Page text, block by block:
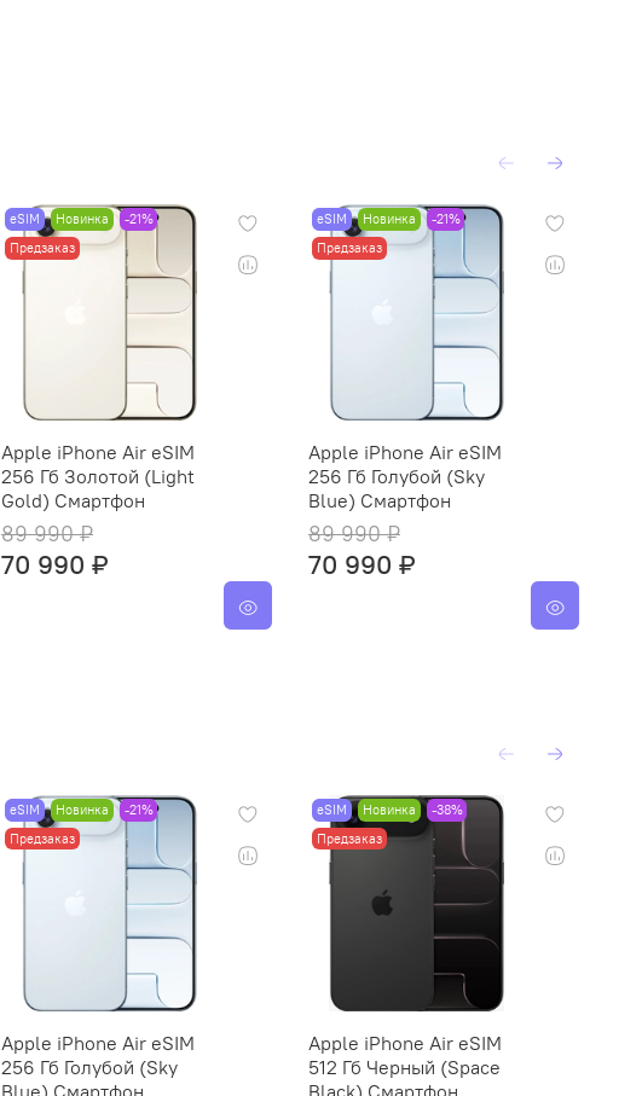
eSIM Новинка
-21%
Предзаказ
Apple iPhone Air eSIM
256 Гб Золотой (Light
Gold) Смартфон
89 990 ₽
70 990 ₽
eSIM Новинка
-21%
Предзаказ
Apple iPhone Air eSIM
256 Гб Голубой (Sky
Blue) Смартфон
89 990 ₽
70 990 ₽
eSIM Новинка
-21%
Предзаказ
Apple iPhone Air eSIM
256 Гб Голубой (Sky
Blue) Смартфон
eSIM Новинка
-38%
Предзаказ
Apple iPhone Air eSIM
512 Гб Черный (Space
Black) Смартфон